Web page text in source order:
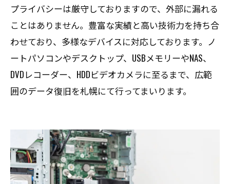
プライバシーは厳守しておりますので、外部に漏れる
ことはありません。豊富な実績と高い技術力を持ち合
わせており、多様なデバイスに対応しております。ノ
ートパソコンやデスクトップ、USBメモリーやNAS、
DVDレコーダー、HDDビデオカメラに至るまで、広範
囲のデータ復旧を札幌にて行ってまいります。